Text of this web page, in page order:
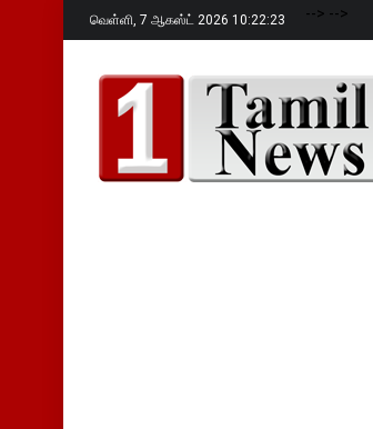
வெள்ளி, 7 ஆகஸ்ட் 2026 10:22:24 --> -->